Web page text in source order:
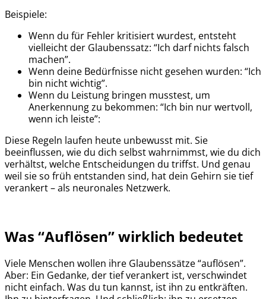
Beispiele:
Wenn du für Fehler kritisiert wurdest, entsteht
vielleicht der Glaubenssatz: “Ich darf nichts falsch
machen”.
Wenn deine Bedürfnisse nicht gesehen wurden: “Ich
bin nicht wichtig”.
Wenn du Leistung bringen musstest, um
Anerkennung zu bekommen: “Ich bin nur wertvoll,
wenn ich leiste”:
Diese Regeln laufen heute unbewusst mit. Sie
beeinflussen, wie du dich selbst wahrnimmst, wie du dich
verhältst, welche Entscheidungen du triffst. Und genau
weil sie so früh entstanden sind, hat dein Gehirn sie tief
verankert – als neuronales Netzwerk.
Was “Auflösen” wirklich bedeutet
Viele Menschen wollen ihre Glaubenssätze “auflösen”.
Aber: Ein Gedanke, der tief verankert ist, verschwindet
nicht einfach. Was du tun kannst, ist ihn zu entkräften.